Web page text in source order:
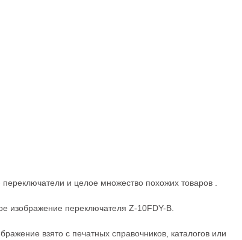
переключатели и целое множество похожих товаров .
изображение переключателя Z-10FDY-B.
взято с печатных справочников, каталогов или